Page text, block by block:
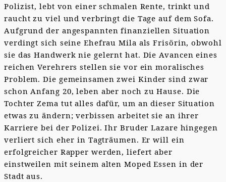
Polizist, lebt von einer schmalen Rente, trinkt und
raucht zu viel und verbringt die Tage auf dem Sofa.
Aufgrund der angespannten finanziellen Situation
verdingt sich seine Ehefrau Mila als Frisörin, obwohl
sie das Handwerk nie gelernt hat. Die Avancen eines
reichen Verehrers stellen sie vor ein moralisches
Problem. Die gemeinsamen zwei Kinder sind zwar
schon Anfang 20, leben aber noch zu Hause. Die
Tochter Zema tut alles dafür, um an dieser Situation
etwas zu ändern; verbissen arbeitet sie an ihrer
Karriere bei der Polizei. Ihr Bruder Lazare hingegen
verliert sich eher in Tagträumen. Er will ein
erfolgreicher Rapper werden, liefert aber
einstweilen mit seinem alten Moped Essen in der
Stadt aus.